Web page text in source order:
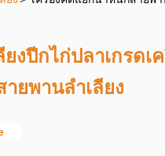
งปีกไก่ปลาเกรดเ
ยพานลำเลียง